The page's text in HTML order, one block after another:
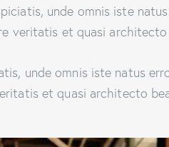
unde omnis iste
veritatis et quasi
unde omnis iste natus
et quasi architecto